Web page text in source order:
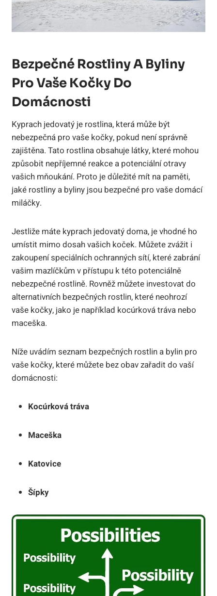
Bezpečné Rostliny A Byliny
Pro Vaše Kočky Do
Domácnosti
Kyprach jedovatý je rostlina, která může být
nebezpečná pro vaše kočky, pokud není správně
zajištěna. Tato rostlina obsahuje látky, které mohou
způsobit nepříjemné reakce a potenciální otravy
vašich mňoukání. Proto je důležité mít na paměti,
jaké rostliny a byliny jsou bezpečné pro vaše domácí
miláčky.
Jestliže máte kyprach jedovatý doma, je vhodné ho
umístit mimo dosah vašich koček. Můžete zvážit i
zakoupení speciálních ochranných sítí, které zabrání
vašim mazlíčkům v přístupu k této potenciálně
nebezpečné rostlině. Rovněž můžete investovat do
alternativních bezpečných rostlin, které neohrozí
vaše kočky, jako je například kocúrková tráva nebo
maceška.
Níže uvádím seznam bezpečných rostlin a bylin pro
vaše kočky, které můžete bez obav zařadit do vaší
domácnosti:
Kocúrková tráva
Maceška
Katovice
Šípky